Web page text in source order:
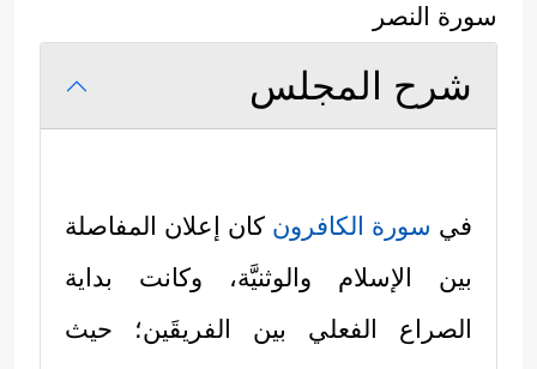
سورة النصر
شرح المجلس
في سورة الكافرون كان إعلان المفاصلة
بين الإسلام والوثنيَّة، وكانت بداية
الصراع الفعلي بين الفريقَين؛ حيث